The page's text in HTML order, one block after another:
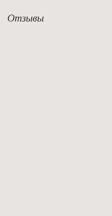
Отзывы